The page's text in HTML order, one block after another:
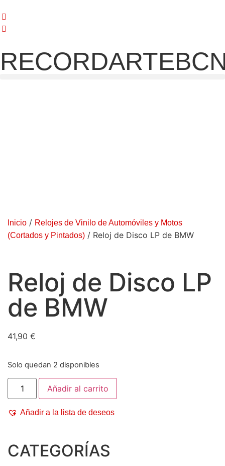
Inicio / Relojes de Vinilo de Automóviles y Motos
(Cortados y Pintados) / Reloj de Disco LP de BMW
Reloj de Disco LP
de BMW
41,90 €
Solo quedan 2 disponibles
Añadir al carrito
Añadir a la lista de deseos
CATEGORÍAS